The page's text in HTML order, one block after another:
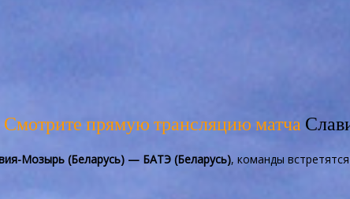
Смотрите прямую трансляцию матча
Мозырь (Беларусь) — БАТЭ (Беларусь), команды